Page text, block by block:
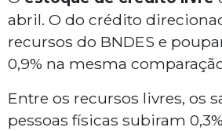
abril. O do crédito
recursos do BNDES e
0,9% na mesma
Entre os recursos livres, os
pessoas físicas subiram